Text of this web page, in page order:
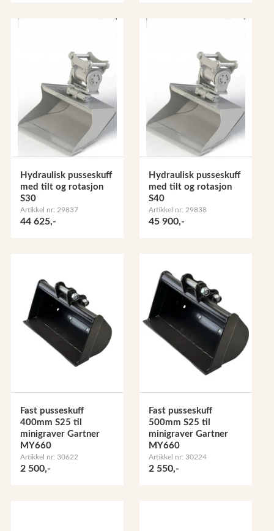
Hydraulisk pusseskuff
med tilt og rotasjon
S30
Artikkel nr: 29837
44 625,-
Hydraulisk pusseskuff
med tilt og rotasjon
S40
Artikkel nr: 29838
45 900,-
Fast pusseskuff
400mm S25 til
minigraver Gartner
MY660
Artikkel nr: 30622
2 500,-
Fast pusseskuff
500mm S25 til
minigraver Gartner
MY660
Artikkel nr: 30224
2 550,-